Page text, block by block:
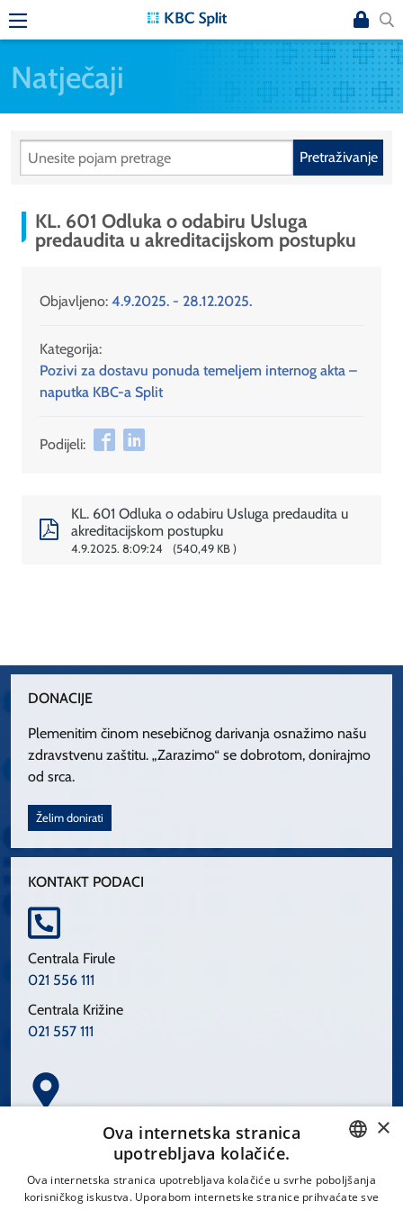
Natječaji
Pretraživanje
KL. 601 Odluka o odabiru Usluga
predaudita u akreditacijskom postupku
Objavljeno: 4.9.2025. - 28.12.2025.
Kategorija:
Pozivi za dostavu ponuda temeljem internog akta –
naputka KBC-a Split
Podijeli:
KL. 601 Odluka o odabiru Usluga predaudita u
akreditacijskom postupku
4.9.2025. 8:09:24 540,49 KB
DONACIJE
Plemenitim činom nesebičnog darivanja osnažimo našu
zdravstvenu zaštitu. „Zarazimo“ se dobrotom, donirajmo
od srca.
Želim donirati
KONTAKT PODACI
Centrala Firule
021 556 111
Centrala Križine
021 557 111
Spinčićeva 1, 21000 Split
CROATIAN
×
Ova internetska stranica
upotrebljava kolačiće.
Ova internetska stranica upotrebljava kolačiće u svrhe poboljšanja
korisničkog iskustva. Uporabom internetske stranice prihvaćate sve